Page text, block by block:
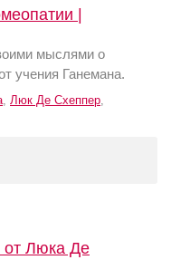
|
мыслями о
учения Ганемана.
, Люк Де Схеппер,
от Люка Де